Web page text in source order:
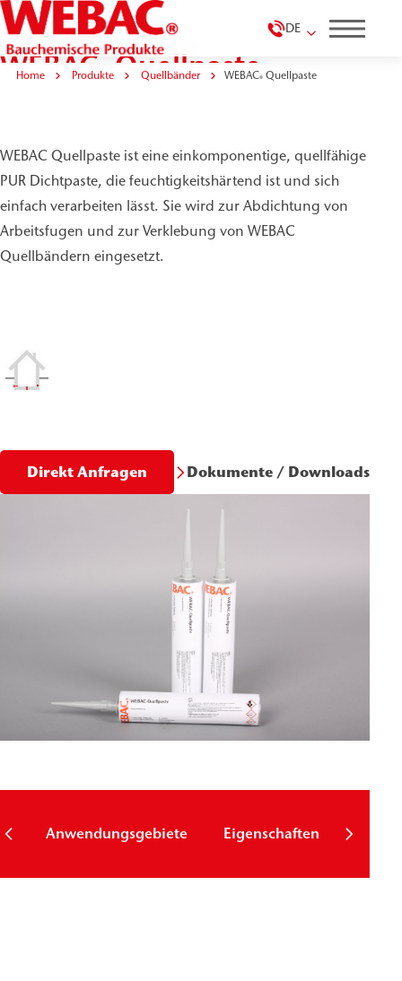
DE
Home Produkte Quellbänder WEBAC®Quellpaste
WEBAC®Quellpaste
WEBAC Quellpaste ist eine einkomponentige, quellfähige
PUR Dichtpaste, die feuchtigkeitshärtend ist und sich
einfach verarbeiten lässt. Sie wird zur Abdichtung von
Arbeitsfugen und zur Verklebung von WEBAC
Quellbändern eingesetzt.
Direkt Anfragen Dokumente / Downloads
Anwendungsgebiete Eigenschaften